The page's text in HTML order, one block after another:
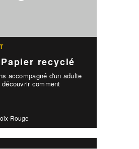
recyclé
accompagné d'un adulte
comment
Rouge